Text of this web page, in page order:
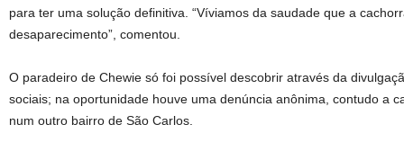
para ter uma solução definitiva. “Víviamos da saudade que a
desaparecimento”, comentou.
O paradeiro de Chewie só foi possível descobrir através da
sociais; na oportunidade houve uma denúncia anônima, contudo a
num outro bairro de São Carlos.